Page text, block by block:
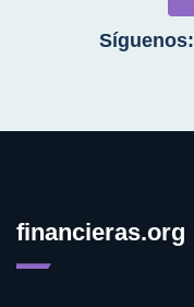
Síguenos:
financieras.org